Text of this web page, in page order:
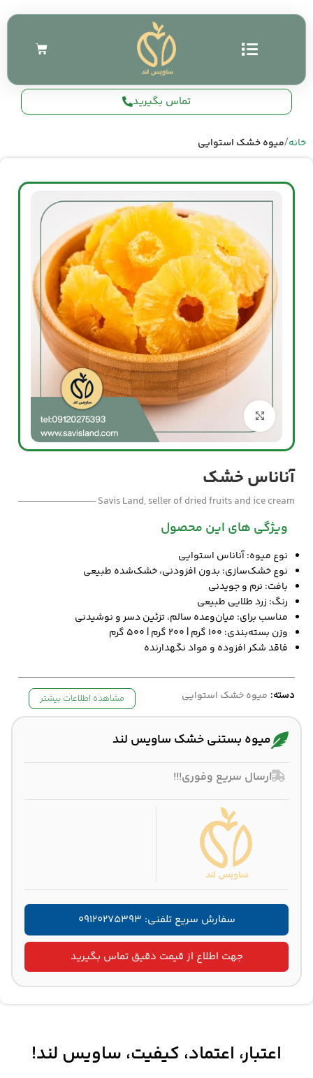
تماس بگیرید
خانه میوه خشک استوایی
بزرگنمایی تصویر
آناناس خشک
Savis Land, seller of dried fruits and ice cream
ویژگی های این محصول
نوع میوه: آناناس استوایی
نوع خشک‌سازی: بدون افزودنی، خشک‌شده طبیعی
بافت: نرم و جویدنی
رنگ: زرد طلایی طبیعی
مناسب برای: میان‌وعده سالم، تزئین دسر و نوشیدنی
وزن بسته‌بندی: ۱۰۰ گرم | ۲۰۰ گرم | ۵۰۰ گرم
فاقد شکر افزوده و مواد نگهدارنده
دسته: میوه خشک استوایی مشاهده اطلاعات بیشتر
میوه بستنی خشک ساویس لند
ارسال سریع وفوری!!!
سفارش سریع تلفنی: ۰۹۱۲۰۲۷۵۳۹۳
جهت اطلاع از قیمت دقیق تماس بگیرید
اعتبار، اعتماد، کیفیت، ساویس لند!